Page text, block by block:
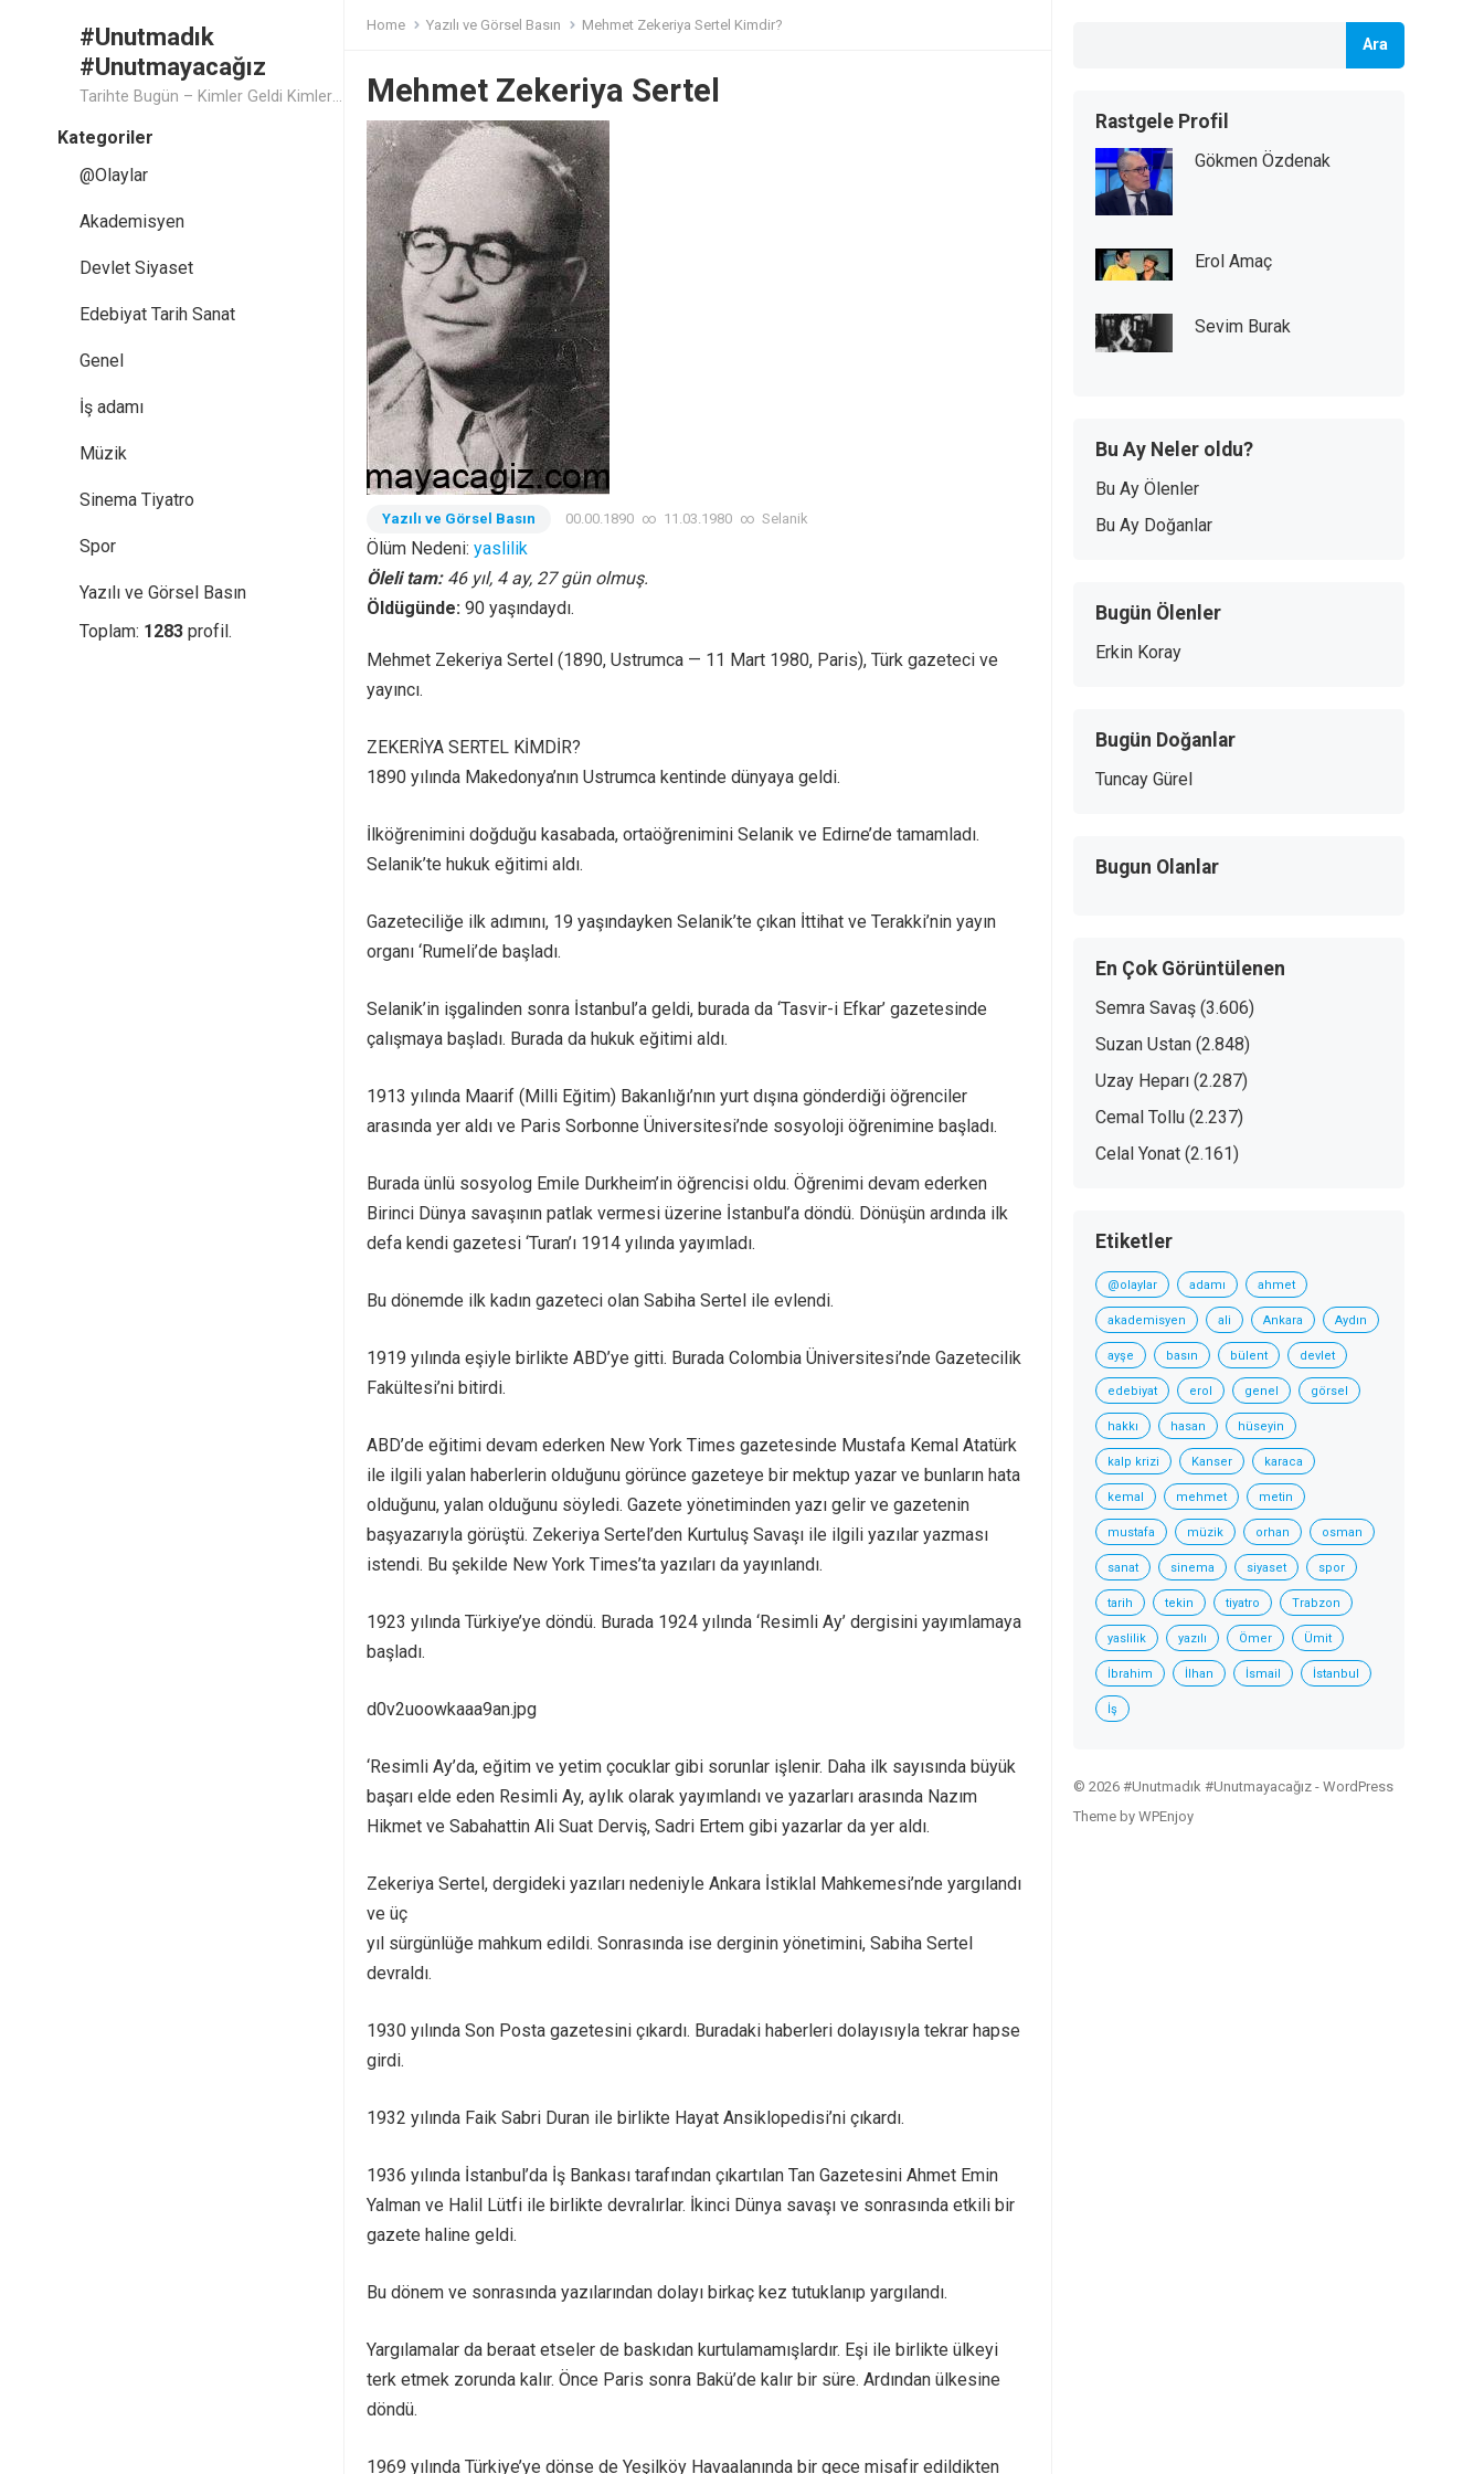
#Unutmadık
#Unutmayacağız
Tarihte Bugün – Kimler Geldi Kimler Geçti..
Kategoriler
@Olaylar
Akademisyen
Devlet Siyaset
Edebiyat Tarih Sanat
Genel
İş adamı
Müzik
Sinema Tiyatro
Spor
Yazılı ve Görsel Basın
Toplam: 1283 profil.
Home Yazılı ve Görsel Basın Mehmet Zekeriya Sertel Kimdir?
Mehmet Zekeriya Sertel
Yazılı ve Görsel Basın 00.00.1890 ∞ 11.03.1980 ∞ Selanik
Ölüm Nedeni: yaslilik
Öleli tam: 46 yıl, 4 ay, 27 gün olmuş.
Öldügünde: 90 yaşındaydı.
Mehmet Zekeriya Sertel (1890, Ustrumca — 11 Mart 1980, Paris), Türk gazeteci ve
yayıncı.
ZEKERİYA SERTEL KİMDİR?
1890 yılında Makedonya’nın Ustrumca kentinde dünyaya geldi.
İlköğrenimini doğduğu kasabada, ortaöğrenimini Selanik ve Edirne’de tamamladı.
Selanik’te hukuk eğitimi aldı.
Gazeteciliğe ilk adımını, 19 yaşındayken Selanik’te çıkan İttihat ve Terakki’nin yayın
organı ‘Rumeli’de başladı.
Selanik’in işgalinden sonra İstanbul’a geldi, burada da ‘Tasvir-i Efkar’ gazetesinde
çalışmaya başladı. Burada da hukuk eğitimi aldı.
1913 yılında Maarif (Milli Eğitim) Bakanlığı’nın yurt dışına gönderdiği öğrenciler
arasında yer aldı ve Paris Sorbonne Üniversitesi’nde sosyoloji öğrenimine başladı.
Burada ünlü sosyolog Emile Durkheim’in öğrencisi oldu. Öğrenimi devam ederken
Birinci Dünya savaşının patlak vermesi üzerine İstanbul’a döndü. Dönüşün ardında ilk
defa kendi gazetesi ‘Turan’ı 1914 yılında yayımladı.
Bu dönemde ilk kadın gazeteci olan Sabiha Sertel ile evlendi.
1919 yılında eşiyle birlikte ABD’ye gitti. Burada Colombia Üniversitesi’nde Gazetecilik
Fakültesi’ni bitirdi.
ABD’de eğitimi devam ederken New York Times gazetesinde Mustafa Kemal Atatürk
ile ilgili yalan haberlerin olduğunu görünce gazeteye bir mektup yazar ve bunların hata
olduğunu, yalan olduğunu söyledi. Gazete yönetiminden yazı gelir ve gazetenin
başyazarıyla görüştü. Zekeriya Sertel’den Kurtuluş Savaşı ile ilgili yazılar yazması
istendi. Bu şekilde New York Times’ta yazıları da yayınlandı.
1923 yılında Türkiye’ye döndü. Burada 1924 yılında ‘Resimli Ay’ dergisini yayımlamaya
başladı.
d0v2uoowkaaa9an.jpg
‘Resimli Ay’da, eğitim ve yetim çocuklar gibi sorunlar işlenir. Daha ilk sayısında büyük
başarı elde eden Resimli Ay, aylık olarak yayımlandı ve yazarları arasında Nazım
Hikmet ve Sabahattin Ali Suat Derviş, Sadri Ertem gibi yazarlar da yer aldı.
Zekeriya Sertel, dergideki yazıları nedeniyle Ankara İstiklal Mahkemesi’nde yargılandı
ve üç
yıl sürgünlüğe mahkum edildi. Sonrasında ise derginin yönetimini, Sabiha Sertel
devraldı.
1930 yılında Son Posta gazetesini çıkardı. Buradaki haberleri dolayısıyla tekrar hapse
girdi.
1932 yılında Faik Sabri Duran ile birlikte Hayat Ansiklopedisi’ni çıkardı.
1936 yılında İstanbul’da İş Bankası tarafından çıkartılan Tan Gazetesini Ahmet Emin
Yalman ve Halil Lütfi ile birlikte devralırlar. İkinci Dünya savaşı ve sonrasında etkili bir
gazete haline geldi.
Bu dönem ve sonrasında yazılarından dolayı birkaç kez tutuklanıp yargılandı.
Yargılamalar da beraat etseler de baskıdan kurtulamamışlardır. Eşi ile birlikte ülkeyi
terk etmek zorunda kalır. Önce Paris sonra Bakü’de kalır bir süre. Ardından ülkesine
döndü.
1969 yılında Türkiye’ye dönse de Yeşilköy Havaalanında bir gece misafir edildikten
Ara
Rastgele Profil
Gökmen Özdenak
Erol Amaç
Sevim Burak
Bu Ay Neler oldu?
Bu Ay Ölenler
Bu Ay Doğanlar
Bugün Ölenler
Erkin Koray
Bugün Doğanlar
Tuncay Gürel
Bugun Olanlar
En Çok Görüntülenen
Semra Savaş (3.606)
Suzan Ustan (2.848)
Uzay Heparı (2.287)
Cemal Tollu (2.237)
Celal Yonat (2.161)
Etiketler
@olaylar adamı ahmet
akademisyen ali Ankara Aydın
ayşe basın bülent devlet
edebiyat erol genel görsel
hakkı hasan hüseyin
kalp krizi Kanser karaca
kemal mehmet metin
mustafa müzik orhan osman
sanat sinema siyaset spor
tarih tekin tiyatro Trabzon
yaslilik yazılı Ömer Ümit
İbrahim İlhan İsmail İstanbul
İş
© 2026 #Unutmadık #Unutmayacağız - WordPress
Theme by WPEnjoy